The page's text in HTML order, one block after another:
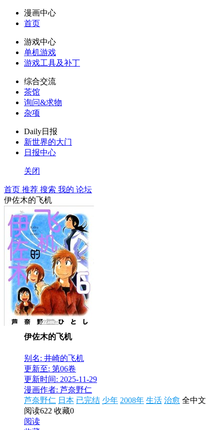
漫画中心
首页
游戏中心
单机游戏
游戏工具及补丁
综合交流
茶馆
询问&求物
杂项
Daily日报
新世界的大门
日报中心
关闭
首页 推荐 搜索 我的 论坛
伊佐木的飞机
伊佐木的飞机
别名: 井崎的飞机
更新至: 第06卷
更新时间: 2025-11-29
漫画作者: 芦奈野仁
芦奈野仁 日本 已完结 少年 2008年 生活 治愈 全中文
阅读622 收藏0
阅读